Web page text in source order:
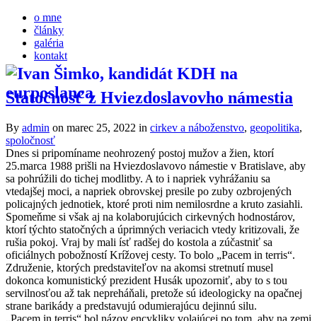
o mne
články
galéria
kontakt
Statočnosť z Hviezdoslavovho námestia
By admin on marec 25, 2022 in cirkev a náboženstvo, geopolitika,
spoločnosť
Dnes si pripomíname neohrozený postoj mužov a žien, ktorí
25.marca 1988 prišli na Hviezdoslavovo námestie v Bratislave, aby
sa pohrúžili do tichej modlitby. A to i napriek vyhrážaniu sa
vtedajšej moci, a napriek obrovskej presile po zuby ozbrojených
policajných jednotiek, ktoré proti nim nemilosrdne a kruto zasiahli.
Spomeňme si však aj na kolaborujúcich cirkevných hodnostárov,
ktorí týchto statočných a úprimných veriacich vtedy kritizovali, že
rušia pokoj. Vraj by mali ísť radšej do kostola a zúčastniť sa
oficiálnych pobožností Krížovej cesty. To bolo „Pacem in terris“.
Združenie, ktorých predstaviteľov na akomsi stretnutí musel
dokonca komunistický prezident Husák upozorniť, aby to s tou
servilnosťou až tak nepreháňali, pretože sú ideologicky na opačnej
strane barikády a predstavujú odumierajúcu dejinnú silu.
„Pacem in terris“ bol názov encykliky volajúcej po tom, aby na zemi